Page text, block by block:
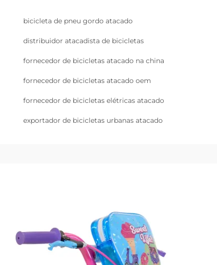
bicicleta de pneu gordo atacado
distribuidor atacadista de bicicletas
fornecedor de bicicletas atacado na china
fornecedor de bicicletas atacado oem
fornecedor de bicicletas elétricas atacado
exportador de bicicletas urbanas atacado